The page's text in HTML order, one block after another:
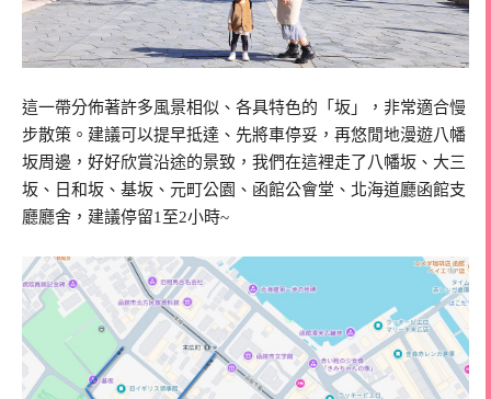
這一帶分佈著許多風景相似、各具特色的「坂」，非常適合慢
步散策。建議可以提早抵達、先將車停妥，再悠閒地漫遊八幡
坂周邊，好好欣賞沿途的景致，我們在這裡走了八幡坂、大三
坂、日和坂、基坂、元町公園、函館公會堂、北海道廳函館支
廳廳舍，建議停留1至2小時~